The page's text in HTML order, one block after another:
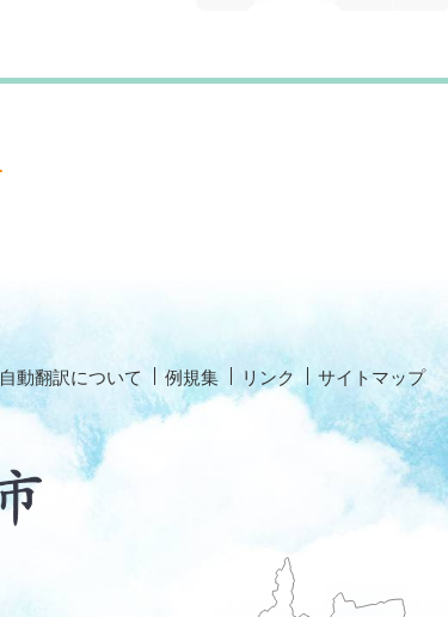
自動翻訳について 例規集 リンク サイトマップ